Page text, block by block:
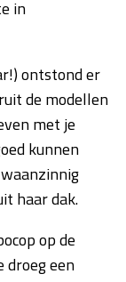
in
ontstond er
de modellen
met je
kunnen
haar dak.
op de
droeg een